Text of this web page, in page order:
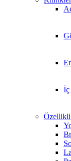
İç